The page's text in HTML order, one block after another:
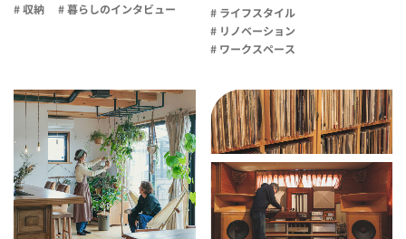
# 収納
# 暮らしのインタビュー
# ライフスタイル
# リノベーション
# ワークスペース